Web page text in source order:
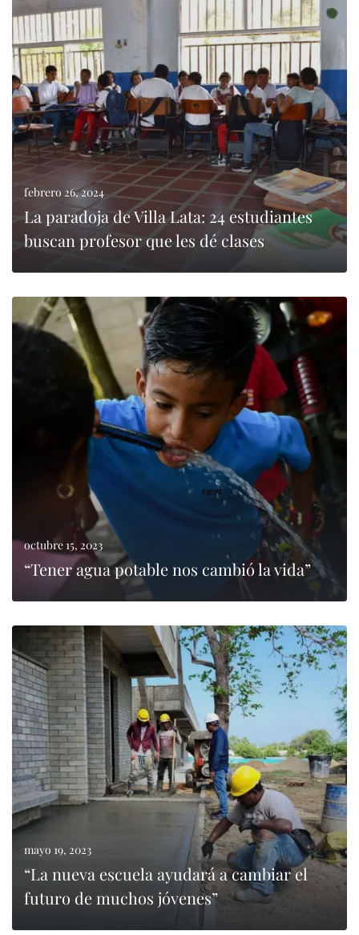
LEER MÁS
febrero 26, 2024
La paradoja de Villa Lata: 24 estudiantes
buscan profesor que les dé clases
LEER MÁS
octubre 15, 2023
“Tener agua potable nos cambió la vida”
LEER MÁS
mayo 19, 2023
“La nueva escuela ayudará a cambiar el
futuro de muchos jóvenes”